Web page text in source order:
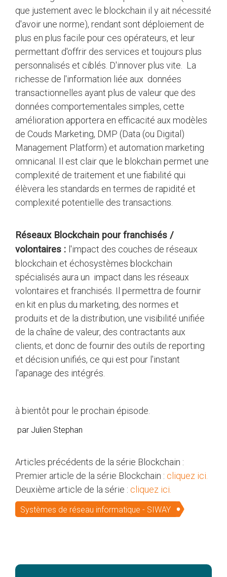
que justement avec le blockchain il y ait nécessité
d'avoir une norme), rendant sont déploiement de
plus en plus facile pour ces opérateurs, et leur
permettant d'offrir des services et toujours plus
personnalisés et ciblés. D'innover plus vite. La
richesse de l'information liée aux données
transactionnelles ayant plus de valeur que des
données comportementales simples, cette
amélioration apportera en efficacité aux modèles
de Couds Marketing, DMP (Data (ou Digital)
Management Platform) et automation marketing
omnicanal. Il est clair que le blokchain permet une
complexité de traitement et une fiabilité qui
élèvera les standards en termes de rapidité et
complexité potentielle des transactions.
Réseaux Blockchain pour franchisés /
volontaires : l'impact des couches de réseaux
blockchain et échosystèmes blockchain
spécialisés aura un impact dans les réseaux
volontaires et franchisés. Il permettra de fournir
en kit en plus du marketing, des normes et
produits et de la distribution, une visibilité unifiée
de la chaîne de valeur, des contractants aux
clients, et donc de fournir des outils de reporting
et décision unifiés, ce qui est pour l'instant
l'apanage des intégrés.
à bientôt pour le prochain épisode.
par Julien Stephan
Articles précédents de la série Blockchain :
Premier article de la série Blockchain : cliquez ici.
Deuxième article de la série : cliquez ici.
Systèmes de réseau informatique - SIWAY